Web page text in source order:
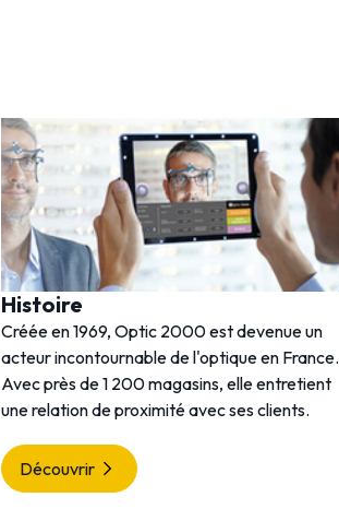
Histoire
Créée en 1969, Optic 2000 est devenue un
acteur incontournable de l'optique en France.
Avec près de 1 200 magasins, elle entretient
une relation de proximité avec ses clients.
Découvrir